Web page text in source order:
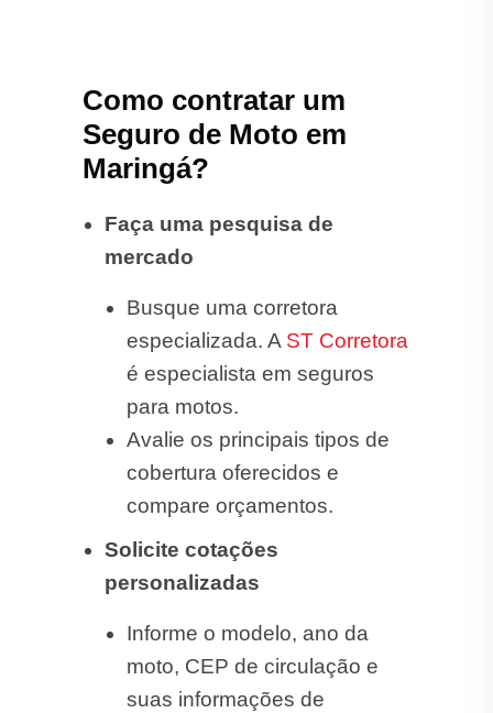
Como contratar um
Seguro de Moto em
Maringá?
Faça uma pesquisa de
mercado
Busque uma corretora
especializada. A ST Corretora
é especialista em seguros
para motos.
Avalie os principais tipos de
cobertura oferecidos e
compare orçamentos.
Solicite cotações
personalizadas
Informe o modelo, ano da
moto, CEP de circulação e
suas informações de